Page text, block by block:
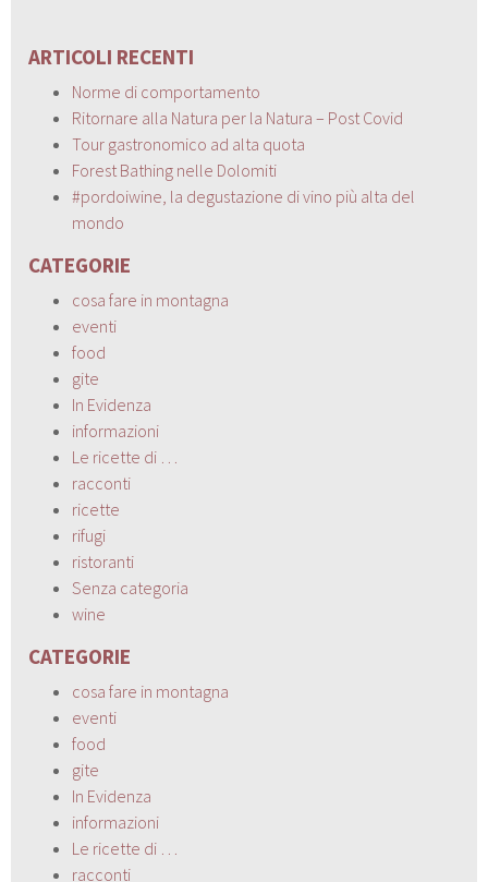
ARTICOLI RECENTI
Norme di comportamento
Ritornare alla Natura per la Natura – Post Covid
Tour gastronomico ad alta quota
Forest Bathing nelle Dolomiti
#pordoiwine, la degustazione di vino più alta del
mondo
CATEGORIE
cosa fare in montagna
eventi
food
gite
In Evidenza
informazioni
Le ricette di …
racconti
ricette
rifugi
ristoranti
Senza categoria
wine
CATEGORIE
cosa fare in montagna
eventi
food
gite
In Evidenza
informazioni
Le ricette di …
racconti